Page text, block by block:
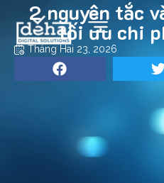
2 nguyên tắc
tối ưu chi
Tháng Hai 23, 2026